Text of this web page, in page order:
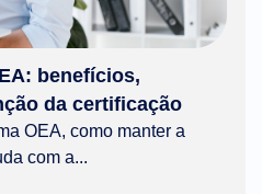
benefícios,
da certificação
OEA, como manter a
com a...